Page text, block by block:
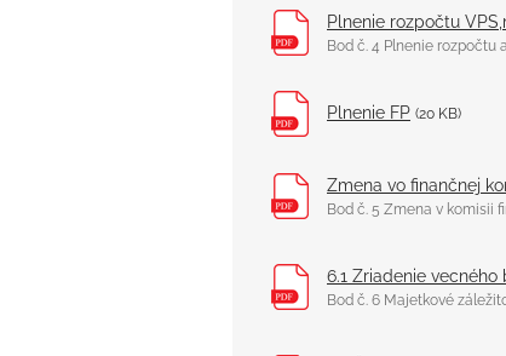
Plnenie rozpočtu
Bod č. 4 Plnenie rozpočtu
Plnenie FP (20 KB)
Zmena vo finančnej
Bod č. 5 Zmena v komisii
6.1 Zriadenie
Bod č. 6 Majetkové